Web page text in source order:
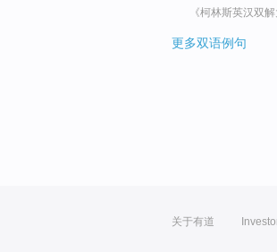
《柯林斯英汉双解
更多双语例句
关于有道